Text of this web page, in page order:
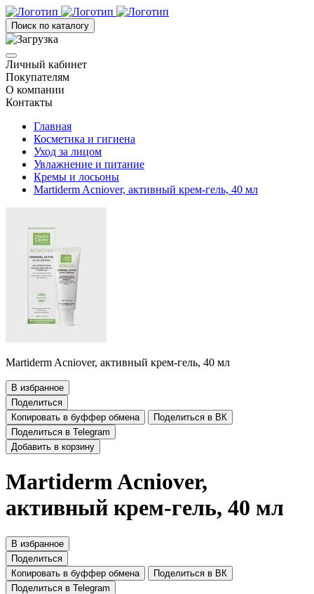
Поиск по каталогу
Личный кабинет
Покупателям
О компании
Контакты
Главная
Косметика и гигиена
Уход за лицом
Увлажнение и питание
Кремы и лосьоны
Martiderm Acniover, активный крем-гель, 40 мл
Martiderm Acniover, активный крем-гель, 40 мл
В избранное
Поделиться
Копировать в буффер обмена
Поделиться в ВК
Поделиться в Telegram
Добавить в корзину
Martiderm Acniover,
активный крем-гель, 40 мл
В избранное
Поделиться
Копировать в буффер обмена
Поделиться в ВК
Поделиться в Telegram